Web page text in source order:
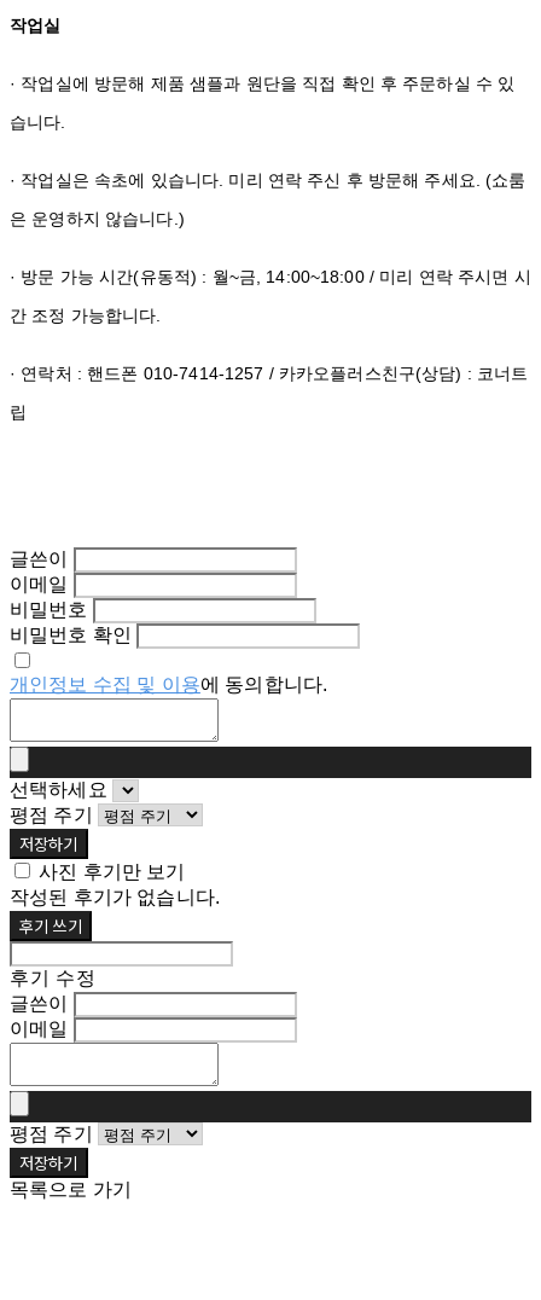
작업실
· 작업실에 방문해 제품 샘플과 원단을 직접 확인 후 주문하실 수 있
습니다.
· 작업실은 속초에 있습니다. 미리 연락 주신 후 방문해 주세요. (쇼룸
은 운영하지 않습니다.)
· 방문 가능 시간(유동적) : 월~금, 14:00~18:00 / 미리 연락 주시면 시
간 조정 가능합니다.
· 연락처 : 핸드폰 010-7414-1257 / 카카오플러스친구(상담) : 코너트
립
글쓴이
이메일
비밀번호
비밀번호 확인
개인정보 수집 및 이용에 동의합니다.
선택하세요
평점 주기
저장하기
사진 후기만 보기
작성된 후기가 없습니다.
후기 쓰기
후기 수정
글쓴이
이메일
평점 주기
저장하기
목록으로 가기